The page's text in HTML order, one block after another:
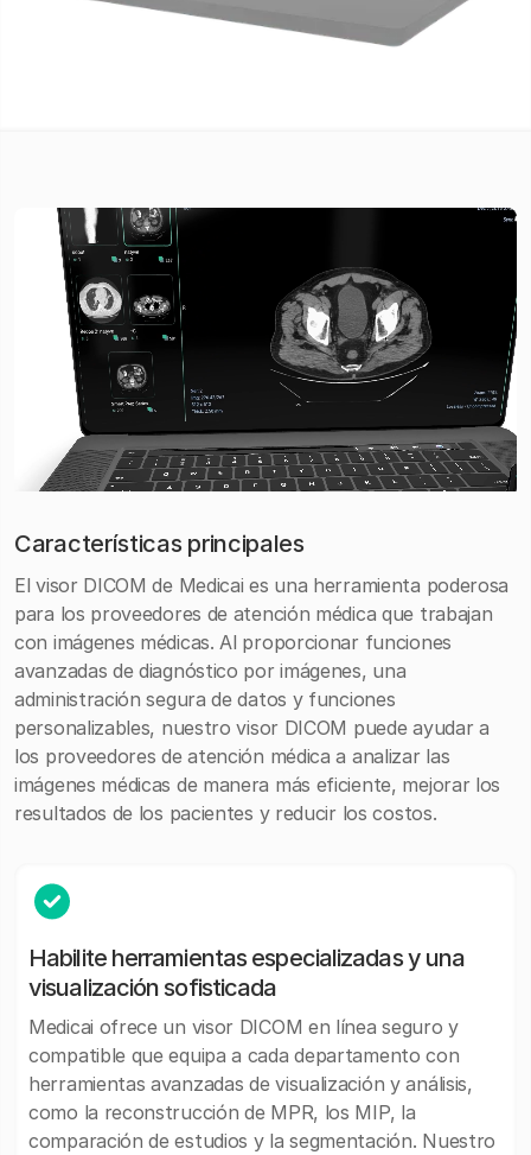
Características principales
El visor DICOM de Medicai es una herramienta poderosa
para los proveedores de atención médica que trabajan
con imágenes médicas. Al proporcionar funciones
avanzadas de diagnóstico por imágenes, una
administración segura de datos y funciones
personalizables, nuestro visor DICOM puede ayudar a
los proveedores de atención médica a analizar las
imágenes médicas de manera más eficiente, mejorar los
resultados de los pacientes y reducir los costos.
Habilite herramientas especializadas y una
visualización sofisticada ‍
Medicai ofrece un visor DICOM en línea seguro y
compatible que equipa a cada departamento con
herramientas avanzadas de visualización y análisis,
como la reconstrucción de MPR, los MIP, la
comparación de estudios y la segmentación. Nuestro